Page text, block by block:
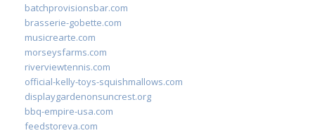
batchprovisionsbar.com
brasserie-gobette.com
musicrearte.com
morseysfarms.com
riverviewtennis.com
official-kelly-toys-squishmallows.com
displaygardenonsuncrest.org
bbq-empire-usa.com
feedstoreva.com